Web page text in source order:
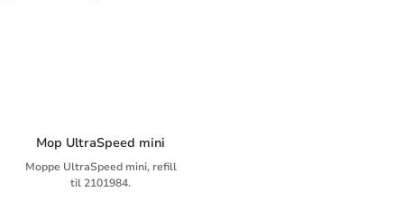
Mop UltraSpeed mini
Moppe UltraSpeed mini, refill
til 2101984.